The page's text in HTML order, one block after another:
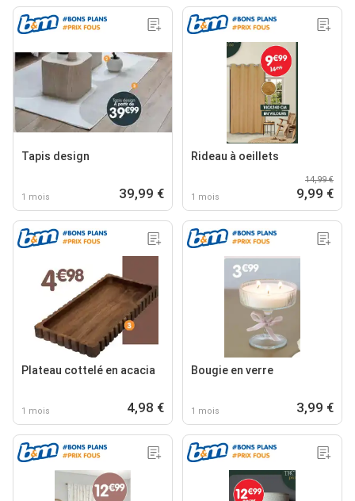
Tapis design
1 mois 39,99 €
Rideau à oeillets
1 mois
14,99 €
9,99 €
Plateau cottelé en acacia
1 mois 4,98 €
Bougie en verre
1 mois 3,99 €